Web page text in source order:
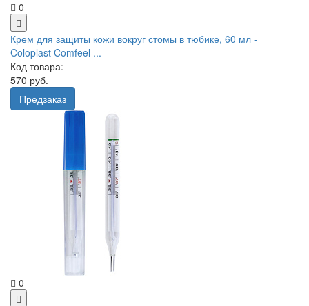
0
Крем для защиты кожи вокруг стомы в тюбике, 60 мл -
Coloplast Comfeel ...
Код товара:
570 руб.
Предзаказ
0